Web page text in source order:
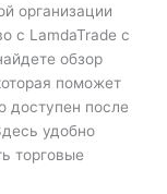
организации
с LamdaTrade с
обзор
поможет
доступен после
удобно
торговые